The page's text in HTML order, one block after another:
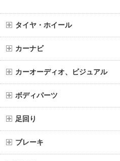
タイヤ・ホイール
カーナビ
カーオーディオ、ビジュアル
ボディパーツ
足回り
ブレーキ